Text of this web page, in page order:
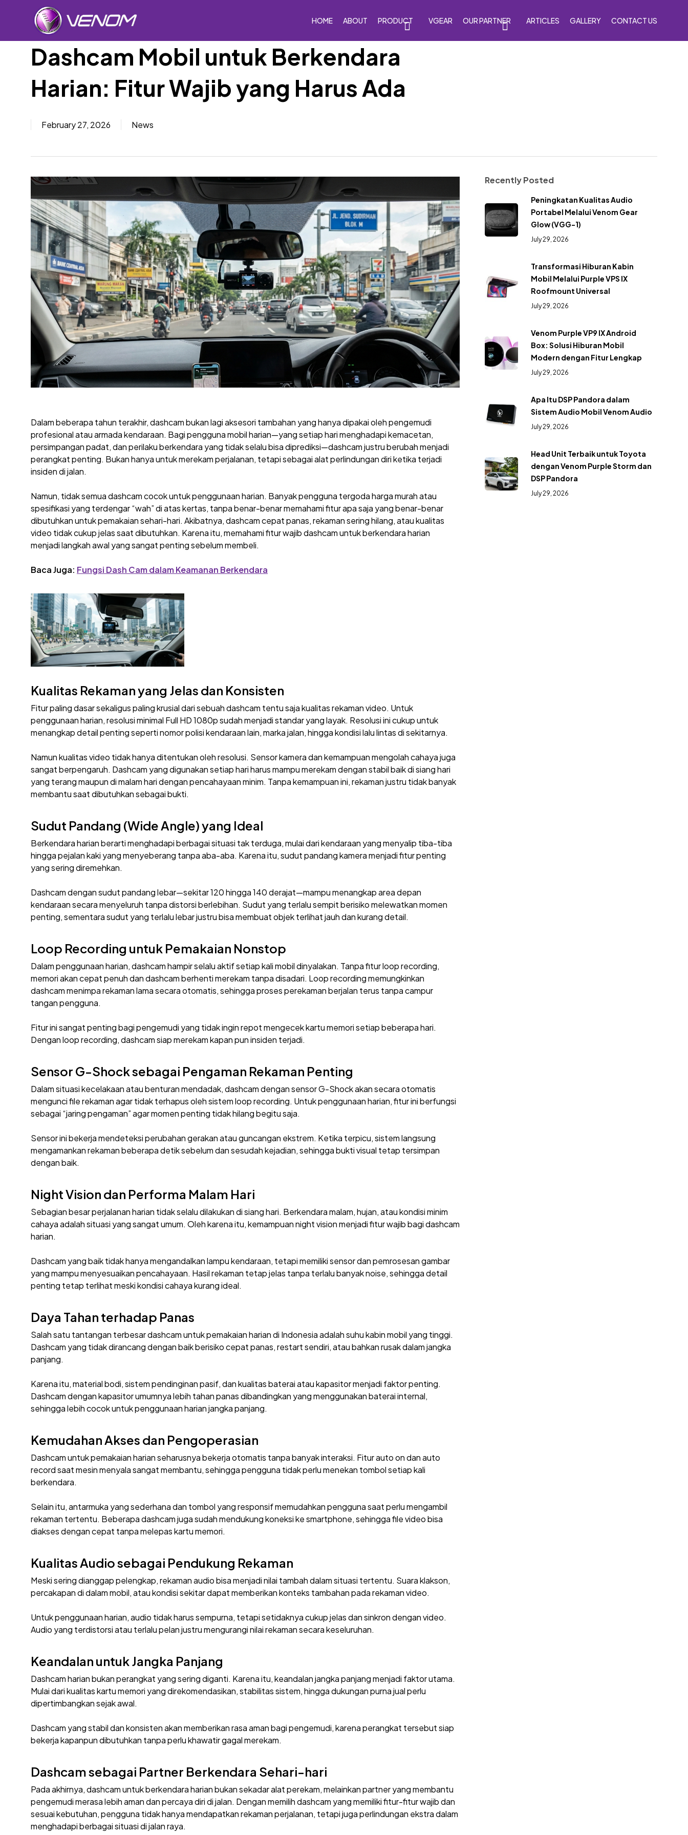
content
HOME ABOUT PRODUCT
Car Speakers Car Subwoofers Car Amplifiers
VGEAR OUR PARTNER ARTICLES GALLERY CONTACT US
Dashcam Mobil untuk Berkendara
Harian: Fitur Wajib yang Harus Ada
February 27, 2026 News
Dalam beberapa tahun terakhir, dashcam bukan lagi aksesori tambahan yang hanya dipakai oleh pengemudi
profesional atau armada kendaraan. Bagi pengguna mobil harian—yang setiap hari menghadapi kemacetan,
persimpangan padat, dan perilaku berkendara yang tidak selalu bisa diprediksi—dashcam justru berubah menjadi
perangkat penting. Bukan hanya untuk merekam perjalanan, tetapi sebagai alat perlindungan diri ketika terjadi
insiden di jalan.
Namun, tidak semua dashcam cocok untuk penggunaan harian. Banyak pengguna tergoda harga murah atau
spesifikasi yang terdengar “wah” di atas kertas, tanpa benar-benar memahami fitur apa saja yang benar-benar
dibutuhkan untuk pemakaian sehari-hari. Akibatnya, dashcam cepat panas, rekaman sering hilang, atau kualitas
video tidak cukup jelas saat dibutuhkan. Karena itu, memahami fitur wajib dashcam untuk berkendara harian
menjadi langkah awal yang sangat penting sebelum membeli.
Baca Juga: Fungsi Dash Cam dalam Keamanan Berkendara
Kualitas Rekaman yang Jelas dan Konsisten
Fitur paling dasar sekaligus paling krusial dari sebuah dashcam tentu saja kualitas rekaman video. Untuk
penggunaan harian, resolusi minimal Full HD 1080p sudah menjadi standar yang layak. Resolusi ini cukup untuk
menangkap detail penting seperti nomor polisi kendaraan lain, marka jalan, hingga kondisi lalu lintas di sekitarnya.
Namun kualitas video tidak hanya ditentukan oleh resolusi. Sensor kamera dan kemampuan mengolah cahaya juga
sangat berpengaruh. Dashcam yang digunakan setiap hari harus mampu merekam dengan stabil baik di siang hari
yang terang maupun di malam hari dengan pencahayaan minim. Tanpa kemampuan ini, rekaman justru tidak banyak
membantu saat dibutuhkan sebagai bukti.
Sudut Pandang (Wide Angle) yang Ideal
Berkendara harian berarti menghadapi berbagai situasi tak terduga, mulai dari kendaraan yang menyalip tiba-tiba
hingga pejalan kaki yang menyeberang tanpa aba-aba. Karena itu, sudut pandang kamera menjadi fitur penting
yang sering diremehkan.
Dashcam dengan sudut pandang lebar—sekitar 120 hingga 140 derajat—mampu menangkap area depan
kendaraan secara menyeluruh tanpa distorsi berlebihan. Sudut yang terlalu sempit berisiko melewatkan momen
penting, sementara sudut yang terlalu lebar justru bisa membuat objek terlihat jauh dan kurang detail.
Loop Recording untuk Pemakaian Nonstop
Dalam penggunaan harian, dashcam hampir selalu aktif setiap kali mobil dinyalakan. Tanpa fitur loop recording,
memori akan cepat penuh dan dashcam berhenti merekam tanpa disadari. Loop recording memungkinkan
dashcam menimpa rekaman lama secara otomatis, sehingga proses perekaman berjalan terus tanpa campur
tangan pengguna.
Fitur ini sangat penting bagi pengemudi yang tidak ingin repot mengecek kartu memori setiap beberapa hari.
Dengan loop recording, dashcam siap merekam kapan pun insiden terjadi.
Sensor G-Shock sebagai Pengaman Rekaman Penting
Dalam situasi kecelakaan atau benturan mendadak, dashcam dengan sensor G-Shock akan secara otomatis
mengunci file rekaman agar tidak terhapus oleh sistem loop recording. Untuk penggunaan harian, fitur ini berfungsi
sebagai “jaring pengaman” agar momen penting tidak hilang begitu saja.
Sensor ini bekerja mendeteksi perubahan gerakan atau guncangan ekstrem. Ketika terpicu, sistem langsung
mengamankan rekaman beberapa detik sebelum dan sesudah kejadian, sehingga bukti visual tetap tersimpan
dengan baik.
Night Vision dan Performa Malam Hari
Sebagian besar perjalanan harian tidak selalu dilakukan di siang hari. Berkendara malam, hujan, atau kondisi minim
cahaya adalah situasi yang sangat umum. Oleh karena itu, kemampuan night vision menjadi fitur wajib bagi dashcam
harian.
Dashcam yang baik tidak hanya mengandalkan lampu kendaraan, tetapi memiliki sensor dan pemrosesan gambar
yang mampu menyesuaikan pencahayaan. Hasil rekaman tetap jelas tanpa terlalu banyak noise, sehingga detail
penting tetap terlihat meski kondisi cahaya kurang ideal.
Daya Tahan terhadap Panas
Salah satu tantangan terbesar dashcam untuk pemakaian harian di Indonesia adalah suhu kabin mobil yang tinggi.
Dashcam yang tidak dirancang dengan baik berisiko cepat panas, restart sendiri, atau bahkan rusak dalam jangka
panjang.
Karena itu, material bodi, sistem pendinginan pasif, dan kualitas baterai atau kapasitor menjadi faktor penting.
Dashcam dengan kapasitor umumnya lebih tahan panas dibandingkan yang menggunakan baterai internal,
sehingga lebih cocok untuk penggunaan harian jangka panjang.
Kemudahan Akses dan Pengoperasian
Dashcam untuk pemakaian harian seharusnya bekerja otomatis tanpa banyak interaksi. Fitur auto on dan auto
record saat mesin menyala sangat membantu, sehingga pengguna tidak perlu menekan tombol setiap kali
berkendara.
Selain itu, antarmuka yang sederhana dan tombol yang responsif memudahkan pengguna saat perlu mengambil
rekaman tertentu. Beberapa dashcam juga sudah mendukung koneksi ke smartphone, sehingga file video bisa
diakses dengan cepat tanpa melepas kartu memori.
Kualitas Audio sebagai Pendukung Rekaman
Meski sering dianggap pelengkap, rekaman audio bisa menjadi nilai tambah dalam situasi tertentu. Suara klakson,
percakapan di dalam mobil, atau kondisi sekitar dapat memberikan konteks tambahan pada rekaman video.
Untuk penggunaan harian, audio tidak harus sempurna, tetapi setidaknya cukup jelas dan sinkron dengan video.
Audio yang terdistorsi atau terlalu pelan justru mengurangi nilai rekaman secara keseluruhan.
Keandalan untuk Jangka Panjang
Dashcam harian bukan perangkat yang sering diganti. Karena itu, keandalan jangka panjang menjadi faktor utama.
Mulai dari kualitas kartu memori yang direkomendasikan, stabilitas sistem, hingga dukungan purna jual perlu
dipertimbangkan sejak awal.
Dashcam yang stabil dan konsisten akan memberikan rasa aman bagi pengemudi, karena perangkat tersebut siap
bekerja kapanpun dibutuhkan tanpa perlu khawatir gagal merekam.
Dashcam sebagai Partner Berkendara Sehari-hari
Pada akhirnya, dashcam untuk berkendara harian bukan sekadar alat perekam, melainkan partner yang membantu
pengemudi merasa lebih aman dan percaya diri di jalan. Dengan memilih dashcam yang memiliki fitur-fitur wajib dan
sesuai kebutuhan, pengguna tidak hanya mendapatkan rekaman perjalanan, tetapi juga perlindungan ekstra dalam
menghadapi berbagai situasi di jalan raya.
Recently Posted
Peningkatan Kualitas Audio
Portabel Melalui Venom Gear
Glow (VGG-1)
July 29, 2026
Transformasi Hiburan Kabin
Mobil Melalui Purple VPS IX
Roofmount Universal
July 29, 2026
Venom Purple VP9 IX Android
Box: Solusi Hiburan Mobil
Modern dengan Fitur Lengkap
July 29, 2026
Apa Itu DSP Pandora dalam
Sistem Audio Mobil Venom Audio
July 29, 2026
Head Unit Terbaik untuk Toyota
dengan Venom Purple Storm dan
DSP Pandora
July 29, 2026